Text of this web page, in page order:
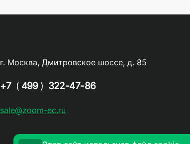
г. Москва, Дмитровское шоссе, д. 85
+7 ( 499 ) 322-47-86
sale@zoom-ec.ru